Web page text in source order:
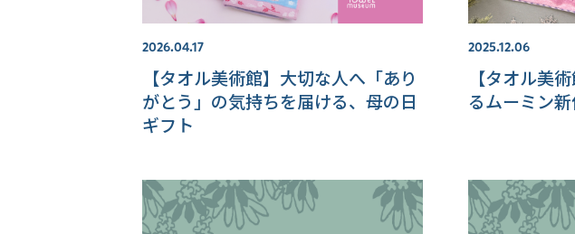
2026.04.17
【タオル美術館】大切な人へ「あり
がとう」の気持ちを届ける、母の日
ギフト
2025.12.06
【タオル美
るムーミン